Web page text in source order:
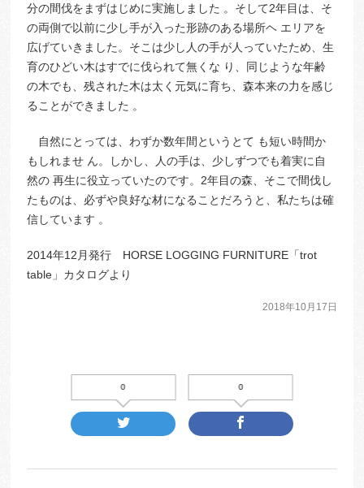
分の間伐をまずはじめに実施しました 。そして2年目は、そ
の両側で以前に少し手が入った形跡のある場所ヘ エリアを
広げていきました。そこは少し人の手が人っていたため、生
育のひどい木はすでに伐られて無くな り、同じような年齢
の木でも、残された木は太く元気に育ち、森本来の力を感じ
ることができました 。
自然にとっては、わずか数年間というとて も短い時間か
もしれませ ん。しかし、人の手は、少しずつでも着実に自
然の 再生に役立っていたのです。2年目の森、そこで間伐し
たものは、必ずや良好な材になることだろうと、私たちは確
信しています 。
2014年12月発行 HORSE LOGGING FURNITURE「trot
table」カタログより
2018年10月17日
0 0